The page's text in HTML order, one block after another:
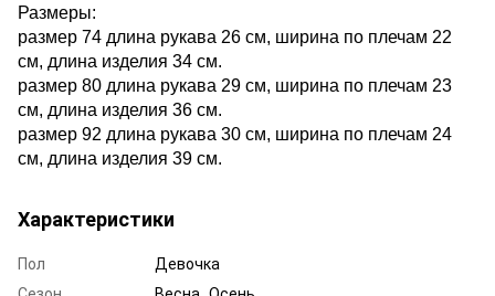
Размеры:
размер 74 длина рукава 26 см, ширина по плечам 22
см, длина изделия 34 см.
размер 80 длина рукава 29 см, ширина по плечам 23
см, длина изделия 36 см.
размер 92 длина рукава 30 см, ширина по плечам 24
см, длина изделия 39 см.
Характеристики
Пол
Девочка